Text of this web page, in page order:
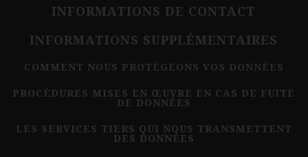
INFORMATIONS DE CONTACT
INFORMATIONS SUPPLÉMENTAIRES
COMMENT NOUS PROTÉGEONS VOS DONNÉES
PROCÉDURES MISES EN ŒUVRE EN CAS DE FUITE
DE DONNÉES
LES SERVICES TIERS QUI NOUS TRANSMETTENT
DES DONNÉES